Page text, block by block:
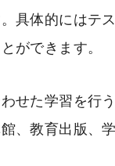
具体的にはテ
ができます。
せた学習を行
、教育出版、